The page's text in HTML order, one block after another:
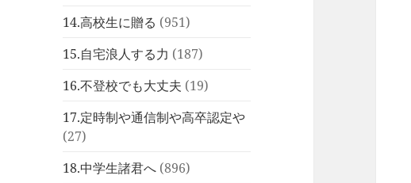
14.高校生に贈る (951)
15.自宅浪人する力 (187)
16.不登校でも大丈夫 (19)
17.定時制や通信制や高卒認定や
(27)
18.中学生諸君へ (896)